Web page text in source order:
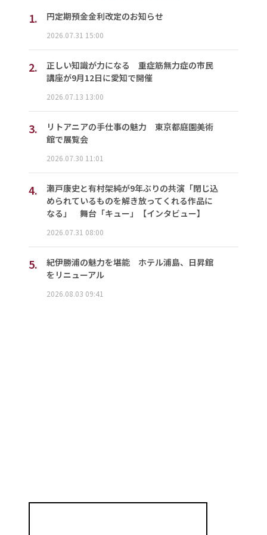
1.
円定期預金金利改定のお知らせ
2026.07.31 15:00
2.
正しい知識が力になる 重症筋無力症の市民
講座が9月12日に愛知で開催
2026.07.13 13:00
3.
リトアニアの手仕事の魅力 東京都庭園美術
館で展覧会
2026.07.30 11:01
4.
瀬戸康史と有村架純が9年ぶりの共演「閉じ込
められているものを解き放ってくれる作品に
なる」 舞台「キュー」【インタビュー】
2026.07.31 08:00
5.
紀伊勝浦の魅力を堪能 ホテル浦島、日昇館
をリニューアル
2026.08.03 09:41